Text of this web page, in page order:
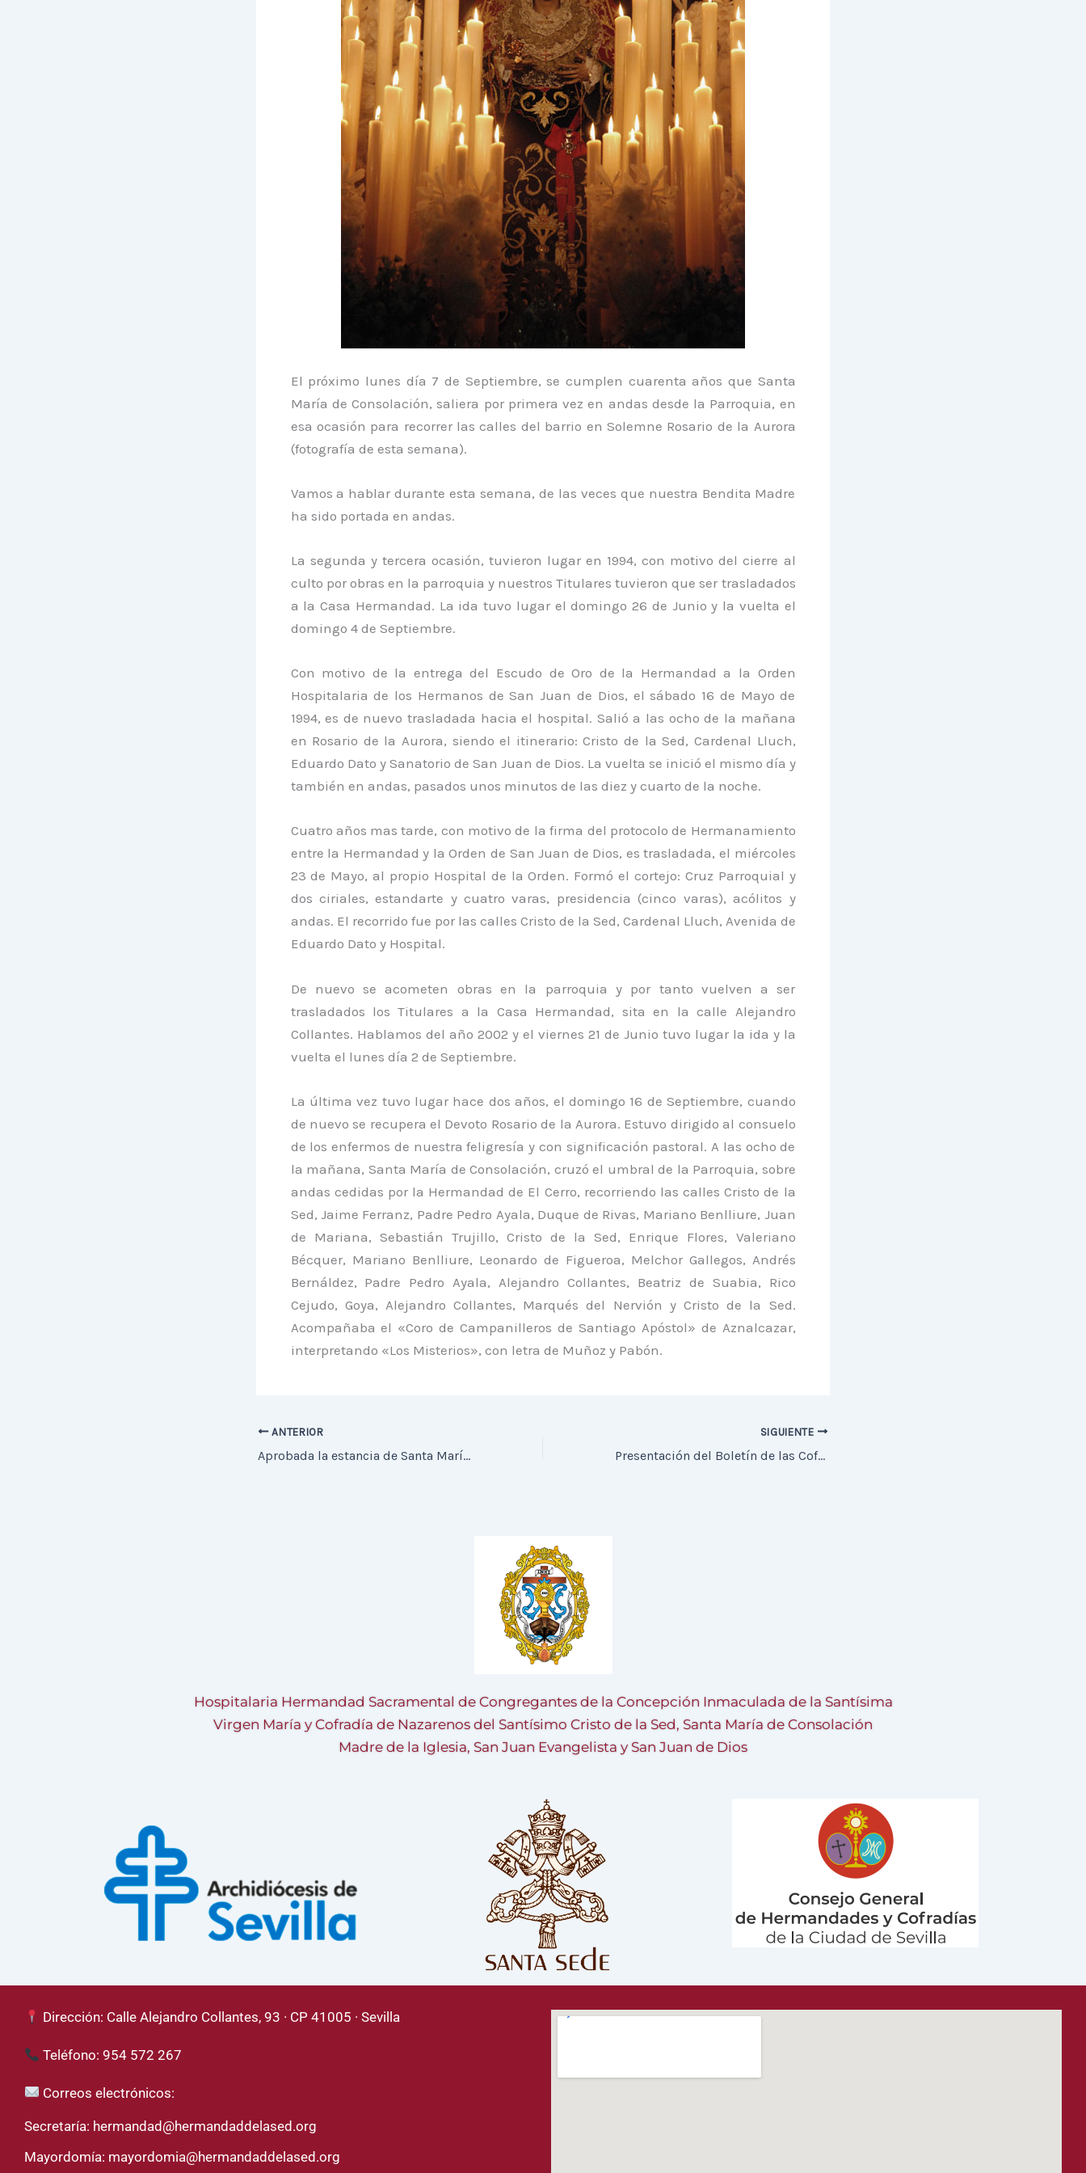
El próximo lunes día 7 de Septiembre, se cumplen cuarenta años que Santa
María de Consolación, saliera por primera vez en andas desde la Parroquia, en
esa ocasión para recorrer las calles del barrio en Solemne Rosario de la Aurora
(fotografía de esta semana).
Vamos a hablar durante esta semana, de las veces que nuestra Bendita Madre
ha sido portada en andas.
La segunda y tercera ocasión, tuvieron lugar en 1994, con motivo del cierre al
culto por obras en la parroquia y nuestros Titulares tuvieron que ser trasladados
a la Casa Hermandad. La ida tuvo lugar el domingo 26 de Junio y la vuelta el
domingo 4 de Septiembre.
Con motivo de la entrega del Escudo de Oro de la Hermandad a la Orden
Hospitalaria de los Hermanos de San Juan de Dios, el sábado 16 de Mayo de
1994, es de nuevo trasladada hacia el hospital. Salió a las ocho de la mañana
en Rosario de la Aurora, siendo el itinerario: Cristo de la Sed, Cardenal Lluch,
Eduardo Dato y Sanatorio de San Juan de Dios. La vuelta se inició el mismo día y
también en andas, pasados unos minutos de las diez y cuarto de la noche.
Cuatro años mas tarde, con motivo de la firma del protocolo de Hermanamiento
entre la Hermandad y la Orden de San Juan de Dios, es trasladada, el miércoles
23 de Mayo, al propio Hospital de la Orden. Formó el cortejo: Cruz Parroquial y
dos ciriales, estandarte y cuatro varas, presidencia (cinco varas), acólitos y
andas. El recorrido fue por las calles Cristo de la Sed, Cardenal Lluch, Avenida de
Eduardo Dato y Hospital.
De nuevo se acometen obras en la parroquia y por tanto vuelven a ser
trasladados los Titulares a la Casa Hermandad, sita en la calle Alejandro
Collantes. Hablamos del año 2002 y el viernes 21 de Junio tuvo lugar la ida y la
vuelta el lunes día 2 de Septiembre.
La última vez tuvo lugar hace dos años, el domingo 16 de Septiembre, cuando
de nuevo se recupera el Devoto Rosario de la Aurora. Estuvo dirigido al consuelo
de los enfermos de nuestra feligresía y con significación pastoral. A las ocho de
la mañana, Santa María de Consolación, cruzó el umbral de la Parroquia, sobre
andas cedidas por la Hermandad de El Cerro, recorriendo las calles Cristo de la
Sed, Jaime Ferranz, Padre Pedro Ayala, Duque de Rivas, Mariano Benlliure, Juan
de Mariana, Sebastián Trujillo, Cristo de la Sed, Enrique Flores, Valeriano
Bécquer, Mariano Benlliure, Leonardo de Figueroa, Melchor Gallegos, Andrés
Bernáldez, Padre Pedro Ayala, Alejandro Collantes, Beatriz de Suabia, Rico
Cejudo, Goya, Alejandro Collantes, Marqués del Nervión y Cristo de la Sed.
Acompañaba el «Coro de Campanilleros de Santiago Apóstol» de Aznalcazar,
interpretando «Los Misterios», con letra de Muñoz y Pabón.
ANTERIOR
Aprobada la estancia de Santa María de Consolación
SIGUIENTE
Presentación del Boletín de las Cofradías dedicados al XL Aniversario este lunes
Hospitalaria Hermandad Sacramental de Congregantes de la Concepción Inmaculada de la Santísima
Virgen María y Cofradía de Nazarenos del Santísimo Cristo de la Sed, Santa María de Consolación
Madre de la Iglesia, San Juan Evangelista y San Juan de Dios
Dirección: Calle Alejandro Collantes, 93 · CP 41005 · Sevilla
Teléfono: 954 572 267
Correos electrónicos:
Secretaría: hermandad@hermandaddelased.org
Mayordomía: mayordomia@hermandaddelased.org